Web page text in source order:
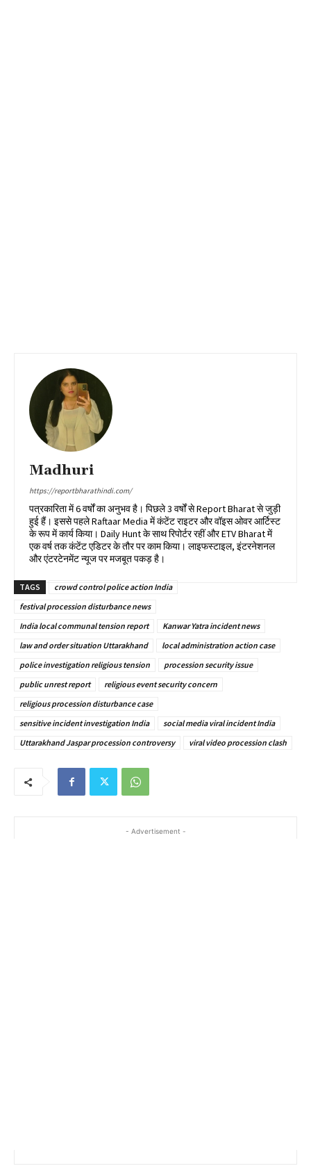
Madhuri
https://reportbharathindi.com/
पत्रकारिता में 6 वर्षों का अनुभव है। पिछले 3 वर्षों से Report Bharat से जुड़ी
हुई हैं। इससे पहले Raftaar Media में कंटेंट राइटर और वॉइस ओवर आर्टिस्ट
के रूप में कार्य किया। Daily Hunt के साथ रिपोर्टर रहीं और ETV Bharat में
एक वर्ष तक कंटेंट एडिटर के तौर पर काम किया। लाइफस्टाइल, इंटरनेशनल
और एंटरटेनमेंट न्यूज पर मजबूत पकड़ है।
TAGS
crowd control police action India
festival procession disturbance news
India local communal tension report
Kanwar Yatra incident news
law and order situation Uttarakhand
local administration action case
police investigation religious tension
procession security issue
public unrest report
religious event security concern
religious procession disturbance case
sensitive incident investigation India
social media viral incident India
Uttarakhand Jaspar procession controversy
viral video procession clash
- Advertisement -